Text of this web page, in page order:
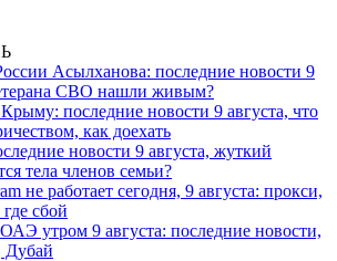
Асылханова: последние новости 9
СВО нашли живым?
последние новости 9 августа, что
как доехать
новости 9 августа, жуткий
тела членов семьи?
не работает сегодня, 9 августа: прокси,
сбой
утром 9 августа: последние новости,
Дубай